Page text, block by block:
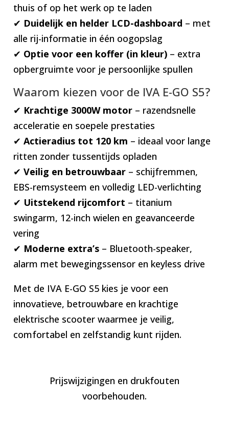
thuis of op het werk op te laden
✔ Duidelijk en helder LCD-dashboard – met
alle rij-informatie in één oogopslag
✔ Optie voor een koffer (in kleur) – extra
opbergruimte voor je persoonlijke spullen
Waarom kiezen voor de IVA E-GO S5?
✔ Krachtige 3000W motor – razendsnelle
acceleratie en soepele prestaties
✔Actieradius tot 120 km – ideaal voor lange
ritten zonder tussentijds opladen
✔Veilig en betrouwbaar – schijfremmen,
EBS-remsysteem en volledig LED-verlichting
✔ Uitstekend rijcomfort – titanium
swingarm, 12-inch wielen en geavanceerde
vering
✔ Moderne extra’s – Bluetooth-speaker,
alarm met bewegingssensor en keyless drive
Met de IVA E-GO S5 kies je voor een
innovatieve, betrouwbare en krachtige
elektrische scooter waarmee je veilig,
comfortabel en zelfstandig kunt rijden.
Prijswijzigingen en drukfouten
voorbehouden.